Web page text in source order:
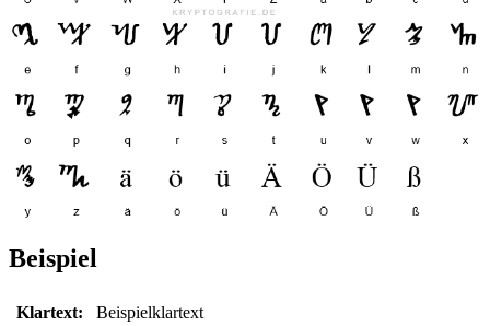
Beispiel
Klartext: Beispielklartext